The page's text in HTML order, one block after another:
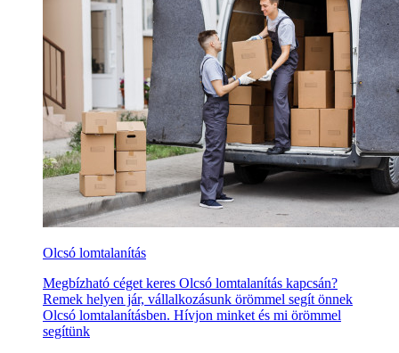
Olcsó lomtalanítás
Megbízható céget keres Olcsó lomtalanítás kapcsán?
Remek helyen jár, vállalkozásunk örömmel segít önnek
Olcsó lomtalanításben. Hívjon minket és mi örömmel
segítünk